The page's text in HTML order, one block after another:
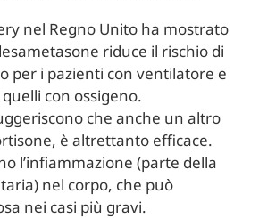
nel Regno Unito ha mostrato
riduce il rischio di
per i pazienti con ventilatore e
con ossigeno.
che anche un altro
è altrettanto efficace.
l’infiammazione (parte della
nel corpo, che può
nei casi più gravi.